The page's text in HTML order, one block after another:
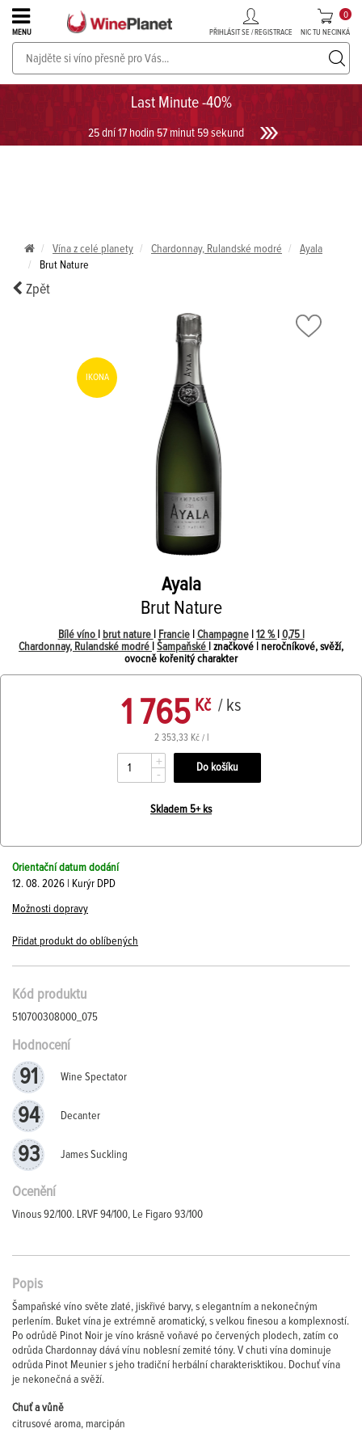
Last Minute -40%
25 dní 17 hodin 57 minut 59 sekund
MENU PŘIHLÁSIT SE / REGISTRACE NIC TU NECINKÁ
0
PROSECCO v akci až do -30%!UKÁZAT PROSECCO
Vína z celé planety Chardonnay, Rulandské modré
Ayala
Brut Nature
Zpět
IKONA
Ayala
Brut Nature
Bílé víno brut nature Francie| Champagne| 12 % 0,75 l
Chardonnay, Rulandské modré
Šampaňské
| značkové | neročníkové, svěží,
ovocně kořenitý charakter
1 765 Kč / ks
2 353,33 Kč / l
+
-
Skladem 5+ ks
Orientační datum dodání
12. 08. 2026 | Kurýr DPD
Možnosti dopravy
Přidat produkt do oblíbených
Kód produktu
510700308000_075
Hodnocení
91 Wine Spectator
94 Decanter
93 James Suckling
Ocenění
Vinous 92/100. LRVF 94/100, Le Figaro 93/100
Popis
Šampaňské víno světe zlaté, jiskřivé barvy, s elegantním a nekonečným
perlením. Buket vína je extrémně aromatický, s velkou finesou a komplexností.
Po odrůdě Pinot Noir je víno krásně voňavé po červených plodech, zatím co
odrůda Chardonnay dává vínu noblesní zemité tóny. V chuti vína dominuje
odrůda Pinot Meunier s jeho tradiční herbální charakterisktikou. Dochuť vína
je nekonečná a svěží.
Chuť a vůně
citrusové aroma, marcipán